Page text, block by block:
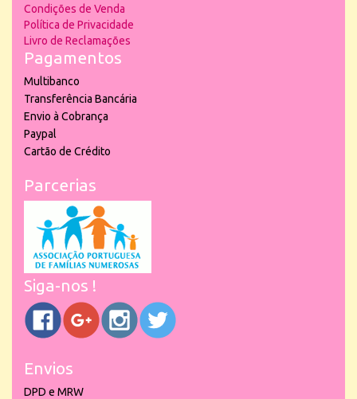
Condições de Venda
Política de Privacidade
Livro de Reclamações
Pagamentos
Multibanco
Transferência Bancária
Envio à Cobrança
Paypal
Cartão de Crédito
Parcerias
Siga-nos !
Envios
DPD e MRW